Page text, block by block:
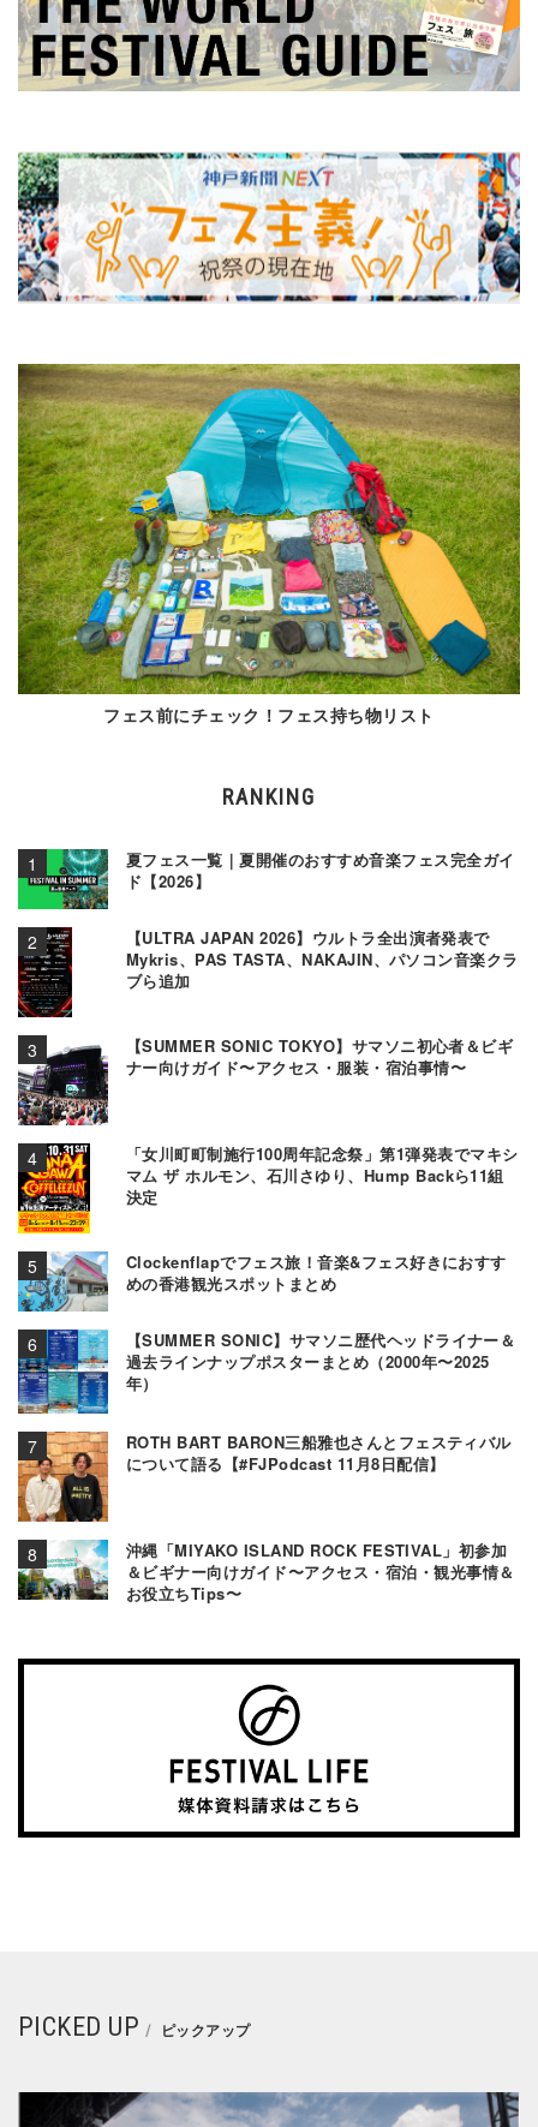
フェス前にチェック！フェス持ち物リスト
RANKING
夏フェス一覧｜夏開催のおすすめ音楽フェス完全ガイ
ド【2026】
【ULTRA JAPAN 2026】ウルトラ全出演者発表で
Mykris、PAS TASTA、NAKAJIN、パソコン音楽クラ
ブら追加
【SUMMER SONIC TOKYO】サマソニ初心者＆ビギ
ナー向けガイド〜アクセス・服装・宿泊事情〜
「女川町町制施行100周年記念祭」第1弾発表でマキシ
マム ザ ホルモン、石川さゆり、Hump Backら11組
決定
Clockenflapでフェス旅！音楽&フェス好きにおすす
めの香港観光スポットまとめ
【SUMMER SONIC】サマソニ歴代ヘッドライナー＆
過去ラインナップポスターまとめ（2000年〜2025
年）
ROTH BART BARON三船雅也さんとフェスティバル
について語る【#FJPodcast 11月8日配信】
沖縄「MIYAKO ISLAND ROCK FESTIVAL」初参加
＆ビギナー向けガイド〜アクセス・宿泊・観光事情＆
お役立ちTips〜
PICKED UP ピックアップ